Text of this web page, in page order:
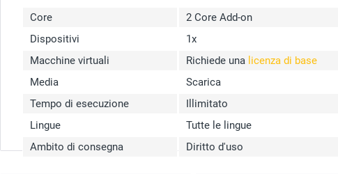
Core
2 Core Add-on
Dispositivi
1x
Macchine virtuali
Richiede una licenza di base
Media
Scarica
Tempo di esecuzione
Illimitato
Lingue
Tutte le lingue
Ambito di consegna
Diritto d'uso